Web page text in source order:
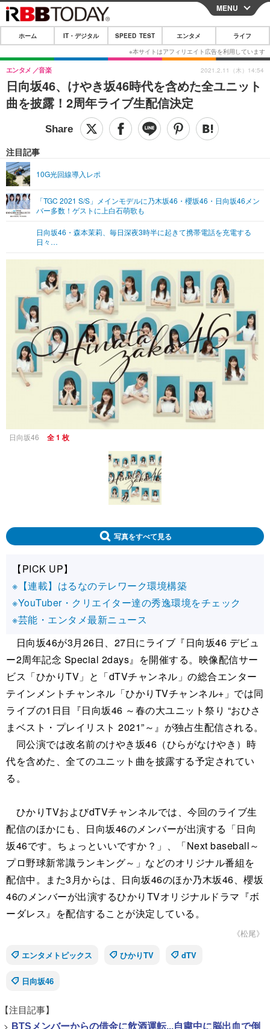
CLOSE
ホーム
IT・デジタル
IT・デジタルTOP スマートフォン
ショッピング その他
SPEED TEST
エンタメTOP 映画・ドラマ
グラビア
ショッピング その他
ライフTOP
その他
リリース一覧
プッシュ通知の停止方法
MENU
ホーム IT・デジタル SPEED TEST エンタメ ライフ
日向坂46、けやき坂46時代を含めた全ユニット
曲を披露！2周年ライブ生配信決定
エンタメ 音楽
注目記事
10G光回線導入レポ
「TGC 2021 S/S」メインモデルに乃木坂46・櫻坂46・日向坂46メン
バー多数！ゲストに上白石萌歌も
日向坂46・森本茉莉、毎日深夜3時半に起きて携帯電話を充電する
日々…
2021.2.11（木）14:54
日向坂46 全 1 枚
写真をすべて見る
【PICK UP】
※【連載】はるなのテレワーク環境構築
※YouTuber・クリエイター達の秀逸環境をチェック
※芸能・エンタメ最新ニュース
日向坂46が3月26日、27日にライブ『日向坂46 デビュ
ー2周年記念 Special 2days』を開催する。映像配信サー
ビス「ひかりTV」と「dTVチャンネル」の総合エンター
テインメントチャンネル「ひかりTVチャンネル+」では同
ライブの1日目『日向坂46 ～春の大ユニット祭り “おひさ
まベスト・プレイリスト 2021”～』が独占生配信される。
同公演では改名前のけやき坂46（ひらがなけやき）時
代を含めた、全てのユニット曲を披露する予定されてい
る。
ひかりTVおよびdTVチャンネルでは、今回のライブ生
配信のほかにも、日向坂46のメンバーが出演する「日向
坂46です。ちょっといいですか？」、「Next baseball～
プロ野球新常識ランキング～」などのオリジナル番組を
配信中。また3月からは、日向坂46のほか乃木坂46、櫻坂
46のメンバーが出演するひかりTVオリジナルドラマ『ボ
ーダレス』を配信することが決定している。
《松尾》
エンタメトピックス
ひかりTV dTV
日向坂46
【注目記事】
> BTSメンバーからの借金に飲酒運転...自粛中に脳出血で倒